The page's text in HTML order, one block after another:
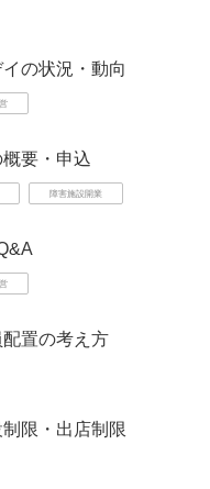
の状況・動向
概要・申込
障害施設開業
配置の考え方
限・出店制限